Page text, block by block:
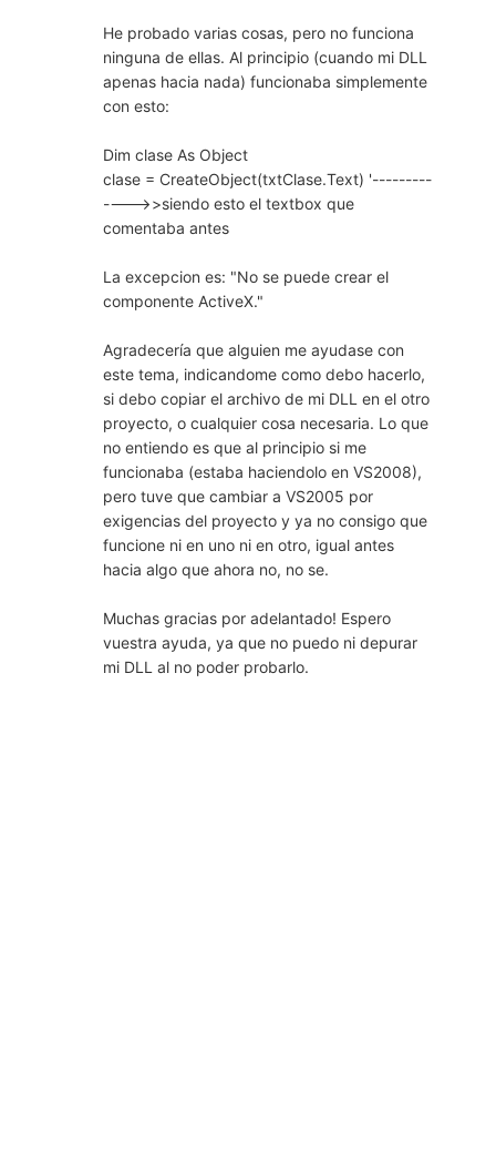
He probado varias cosas, pero no funciona
ninguna de ellas. Al principio (cuando mi DLL
apenas hacia nada) funcionaba simplemente
con esto:
Dim clase As Object
clase = CreateObject(txtClase.Text) '---------
---->>siendo esto el textbox que
comentaba antes
La excepcion es: "No se puede crear el
componente ActiveX."
Agradecería que alguien me ayudase con
este tema, indicandome como debo hacerlo,
si debo copiar el archivo de mi DLL en el otro
proyecto, o cualquier cosa necesaria. Lo que
no entiendo es que al principio si me
funcionaba (estaba haciendolo en VS2008),
pero tuve que cambiar a VS2005 por
exigencias del proyecto y ya no consigo que
funcione ni en uno ni en otro, igual antes
hacia algo que ahora no, no se.
Muchas gracias por adelantado! Espero
vuestra ayuda, ya que no puedo ni depurar
mi DLL al no poder probarlo.